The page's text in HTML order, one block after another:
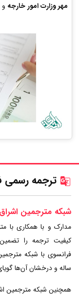
مهر وزارت امور خارجه و
ترجمه رسمی
شبکه مترجمین اشراق
مدارک و با همکاری با
کیفیت ترجمه را
فرانسوی با شبکه
ساله و درخشان آن‌ها
همچنین شبکه مترجمین